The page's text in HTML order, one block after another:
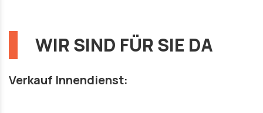
WIR SIND FÜR SIE DA
Verkauf Innendienst: